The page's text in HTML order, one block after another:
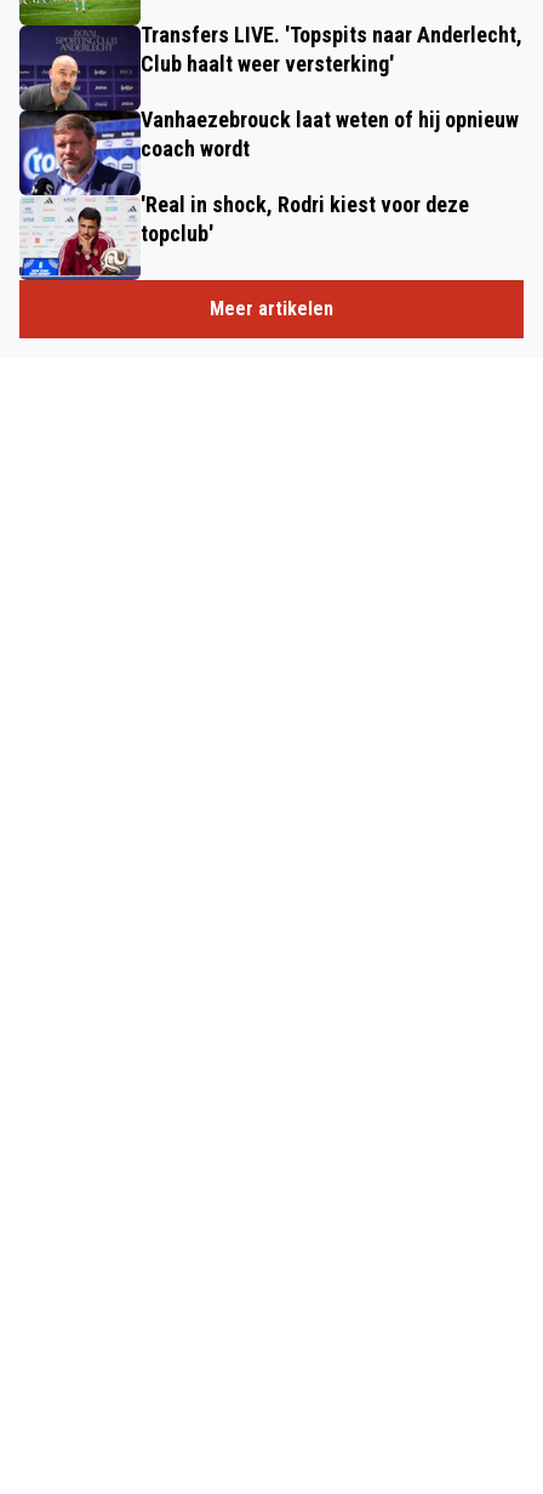
Transfers LIVE. 'Topspits naar Anderlecht,
Club haalt weer versterking'
Vanhaezebrouck laat weten of hij opnieuw
coach wordt
'Real in shock, Rodri kiest voor deze
topclub'
Meer artikelen